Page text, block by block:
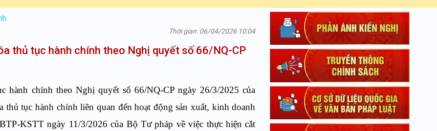
Thời gian: 06/04/2026 10:04
thủ tục hành chính theo Nghị quyết số 66/NQ-CP
hành chính theo Nghị quyết số 66/NQ-CP ngày 26/3/2025 của
thủ tục hành chính liên quan đến hoạt động sản xuất, kinh doanh
KSTT ngày 11/3/2026 của Bộ Tư pháp về việc thực hiện cắt